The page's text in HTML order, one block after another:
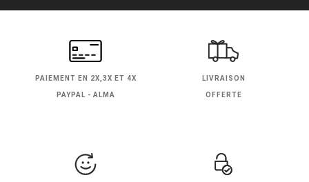
PAIEMENT EN 2X,3X ET 4X
PAYPAL - ALMA
LIVRAISON
OFFERTE